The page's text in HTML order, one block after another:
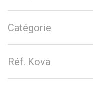
Catégorie
Réf. Kova